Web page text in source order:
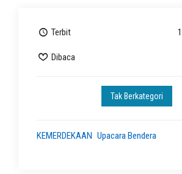
Terbit
Dibaca
Tak Berkategori
KEMERDEKAAN Upacara Bendera